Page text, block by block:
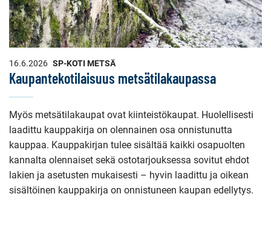
16.6.2026 SP-KOTI METSÄ
Kaupantekotilaisuus metsätilakaupassa
Myös metsätilakaupat ovat kiinteistökaupat. Huolellisesti
laadittu kauppakirja on olennainen osa onnistunutta
kauppaa. Kauppakirjan tulee sisältää kaikki osapuolten
kannalta olennaiset sekä ostotarjouksessa sovitut ehdot
lakien ja asetusten mukaisesti – hyvin laadittu ja oikean
sisältöinen kauppakirja on onnistuneen kaupan edellytys.